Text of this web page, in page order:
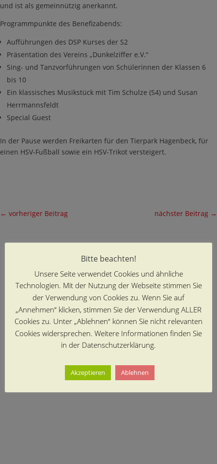
und ist als gemeinnützig anerkannt.
Programmpunkte des Benefizabends:
Aufführungen des DSP Kurses der S2
Präsentation des Vereins „Dunkelziffer e.V.“
Sing- und Tanzvorführungen von Schülerinnen der Klassen 6
bis 10
Ein klassisches Musikstück mit Tim Schulze (S4) und Susan
Herrmannsfeldt
Special Guest
In der Pause werden Freikarten für den Tierpark Hagenbeck, für
einen HSV-Fußball sowie ein HSV-Trikot versteigert.
← vorheriger Beitrag nächster Beitrag →
Bitte beachten!
Unsere Seite verwendet Cookies und ähnliche
Technologien. Mit der Nutzung der Webseite stimmen Sie
der Verwendung von Cookies zu. Wenn Sie auf
„Annehmen“ klicken, stimmen Sie der Verwendung ALLER
Cookies zu. Unter „Ablehnen“ können Sie nicht relevanten
Cookies widersprechen. Weitere Informationen finden Sie
in der Datenschutzerklärung.
Akzeptieren Ablehnen